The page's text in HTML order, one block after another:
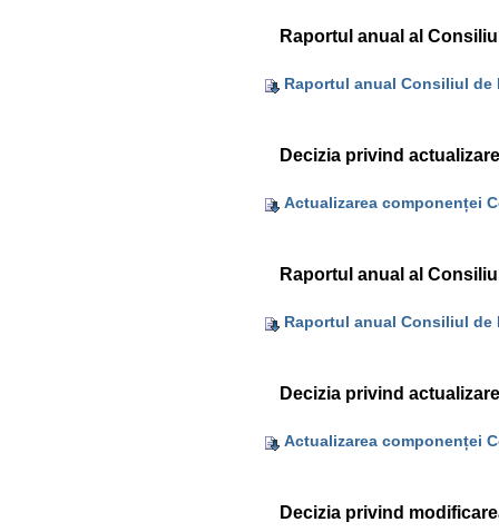
Raportul anual al
Raportul anual Consiliul de
Decizia privind
Actualizarea componenței
Raportul anual al
Raportul anual Consiliul de
Decizia privind
Actualizarea componenței
Decizia privind